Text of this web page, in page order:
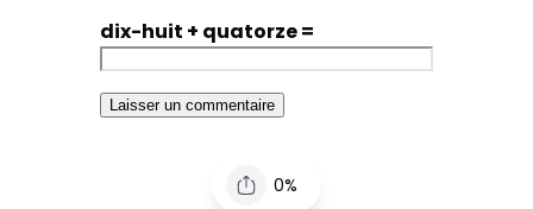
dix-huit + quatorze =
0%